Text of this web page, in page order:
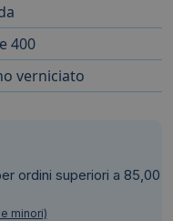
400
verniciato
ordini superiori a 85,00
minori)